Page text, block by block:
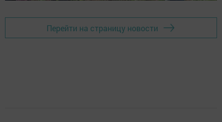
Перейти на страницу новости